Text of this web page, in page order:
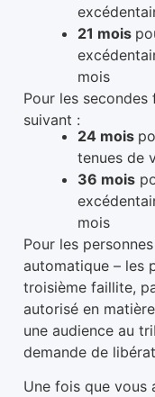
21 mois
mois
Pour les
suivant :
24 mois
tenues de
36 mois
mois
Pour les
automatique – les
troisième faillite,
autorisé en
une audience au
demande de
Une fois que vous